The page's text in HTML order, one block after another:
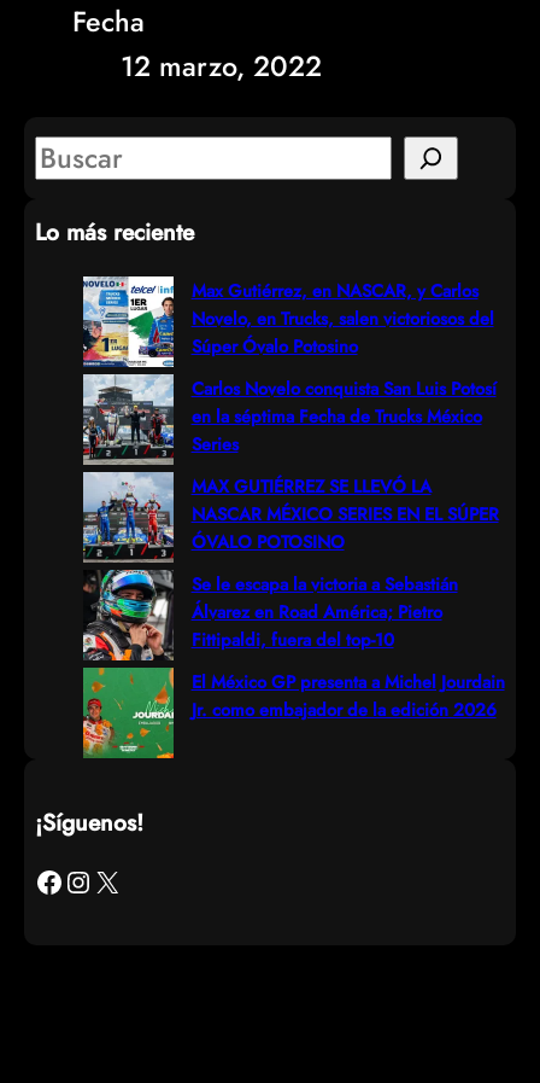
Fecha
12 marzo, 2022
S
a
Lo más reciente
Max Gutiérrez, en NASCAR, y Carlos
Novelo, en Trucks, salen victoriosos del
Súper Óvalo Potosino
Carlos Novelo conquista San Luis Potosí
en la séptima Fecha de Trucks México
Series
MAX GUTIÉRREZ SE LLEVÓ LA
NASCAR MÉXICO SERIES EN EL SÚPER
ÓVALO POTOSINO
Se le escapa la victoria a Sebastián
Álvarez en Road América; Pietro
Fittipaldi, fuera del top-10
El México GP presenta a Michel Jourdain
Jr. como embajador de la edición 2026
¡Síguenos!
Facebook Instagram X